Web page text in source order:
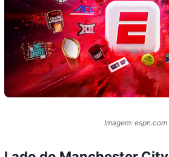
Imagem: espn.com